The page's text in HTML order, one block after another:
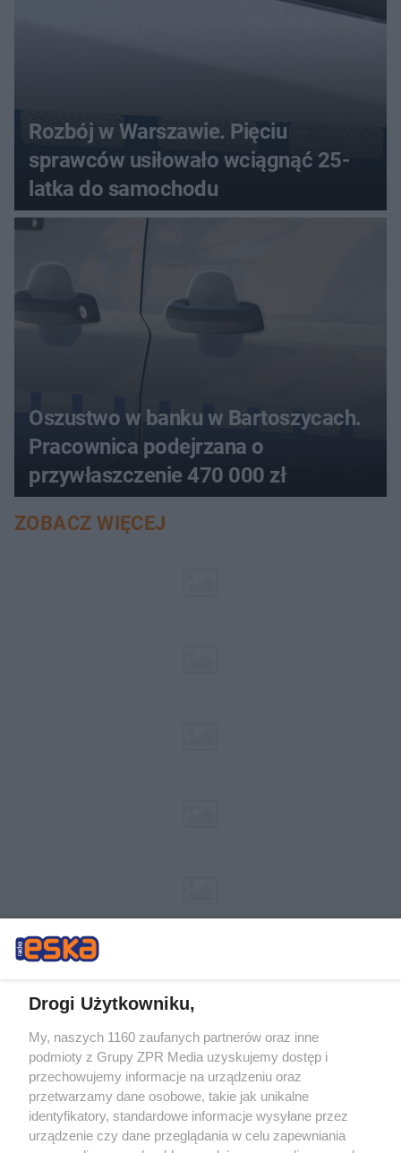
Rozbój w Warszawie. Pięciu
sprawców usiłowało wciągnąć 25-
latka do samochodu
Oszustwo w banku w Bartoszycach.
Pracownica podejrzana o
przywłaszczenie 470 000 zł
ZOBACZ WIĘCEJ
Żaden utwór zamieszczony w serwisie nie może być powielany i
rozpowszechniany lub dalej rozpowszechniany w jakikolwiek sposób (w
tym także elektroniczny lub mechaniczny) na jakimkolwiek polu
eksploatacji w jakiejkolwiek formie, włącznie z umieszczaniem w Internecie
bez pisemnej zgody właściciela praw. Jakiekolwiek użycie lub
wykorzystanie utworów w całości lub w części z naruszeniem prawa, tzn.
bez właściwej zgody, jest zabronione pod groźbą kary i może być ścigane
prawnie.
Drogi Użytkowniku,
My, naszych 1160 zaufanych partnerów oraz inne
podmioty z Grupy ZPR Media uzyskujemy dostęp i
przechowujemy informacje na urządzeniu oraz
przetwarzamy dane osobowe, takie jak unikalne
identyfikatory, standardowe informacje wysyłane przez
urządzenie czy dane przeglądania w celu zapewniania